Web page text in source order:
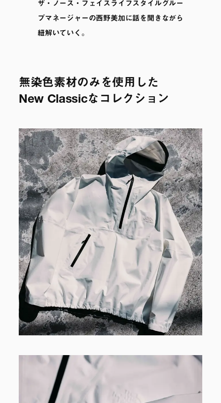
ザ・ノース・フェイスライフスタイルグルー
プマネージャーの西野美加に話を聞きながら
紐解いていく。
無染色素材のみを使用した
New Classicなコレクション